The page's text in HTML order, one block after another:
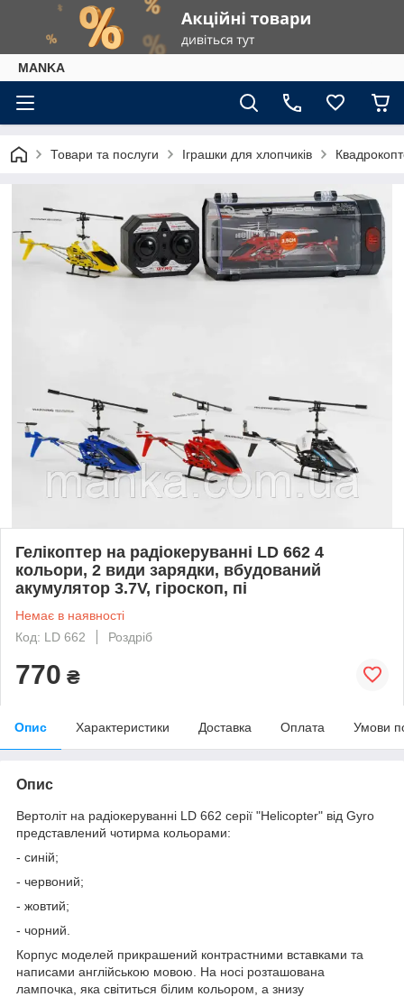
МАNKА
Товари та послуги Іграшки для хлопчиків
Гелікоптер на радіокеруванні LD 662 4
кольори, 2 види зарядки, вбудований
акумулятор 3.7V, гіроскоп, пі
Немає в наявності
Код: LD 662
Роздріб
770 ₴
Опис Характеристики Доставка Оплата Умови
Опис
Вертоліт на радіокеруванні LD 662 серії "Helicopter" від Gyro
представлений чотирма кольорами:
- синій;
- червоний;
- жовтий;
- чорний.
Корпус моделей прикрашений контрастними вставками та
написами англійською мовою. На носі розташована
лампочка, яка світиться білим кольором, а знизу